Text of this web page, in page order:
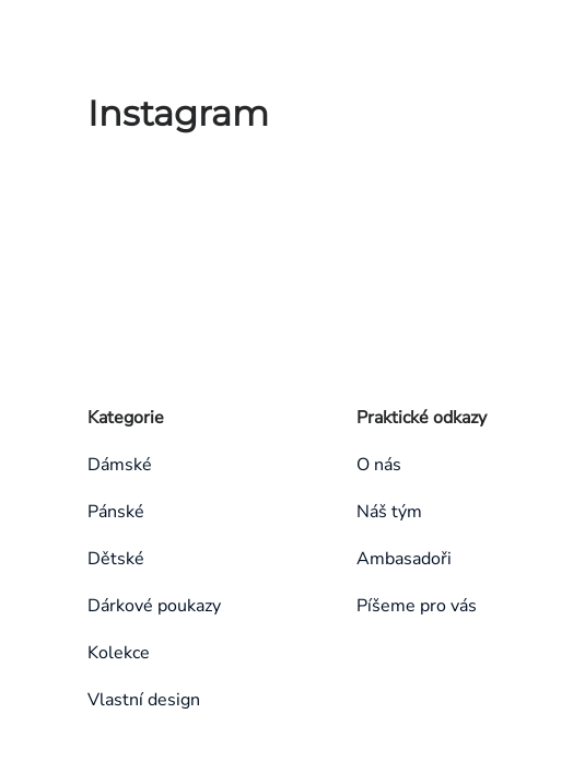
Instagram
kategorie
Kategorie
Dámské
Pánské
Dětské
Dárkové poukazy
Kolekce
Vlastní design
Praktické odkazy
O nás
Náš tým
Ambasadoři
Píšeme pro vás